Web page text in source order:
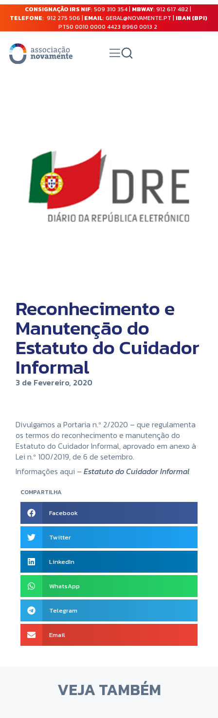
CONSIGNAÇÃO IRS NIF: 509 310 354 | MBWAY: 912 617 482 |
TELEFONE: 912 275 506 | EMAIL: GERAL@NOVAMENTE.PT | IBAN (BPI)
PT50 0010 0000 4423 8960 0013 2
COMPARTILHA
Facebook
Twitter
LinkedIn
WhatsApp
Telegram
Email
Reconhecimento e
Manutenção do
Estatuto do Cuidador
Informal
3 de Fevereiro, 2020
Divulgamos a Portaria n.º 2/2020 – que regulamenta
os termos do reconhecimento e manutenção do
Estatuto do Cuidador Informal, aprovado em anexo à
Lei n.º 100/2019, de 6 de setembro.
Informações aqui – Estatuto do Cuidador Informal
VEJA TAMBÉM